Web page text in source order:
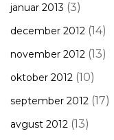
januar 2013 (3)
december 2012 (14)
november 2012 (13)
oktober 2012 (10)
september 2012 (17)
avgust 2012 (13)